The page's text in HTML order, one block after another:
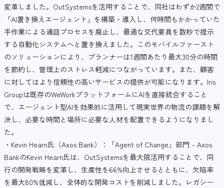
変革しました。OutSystemsを活用することで、同社はわずか2週間で
「AI置き換えエージェント」を構築・導入し、何時間もかかっていた
手作業による通話プロセスを廃止し、最適な交代要員を数秒で提示
する自動化システムへと置き換えました。このモバイルファースト
のソリューションにより、プランナーは1週間あたり最大30分の時間
を節約し、管理上のストレス軽減につながっています。また、顧客
に対してはより信頼性の高いサービスの提供が可能になります。Iris
Groupは既存のWeWorkプラットフォームにAIを直接統合すること
で、エージェント型AIを効果的に活用して現実世界の物流の課題を解
決し、必要な時間と場所に必要な人材を配置できるようになりまし
た。
・Kevin Hearn氏（Axos Bank）：「Agent of Change」部門 – Axos
BankのKevin Hearn氏は、OutSystemsを最大限活用することで、同
行の開発戦略を変革し、生産性を66%向上させるとともに、欠陥率
を最大80%低減し、全体的な開発コストを削減しました。レガシー